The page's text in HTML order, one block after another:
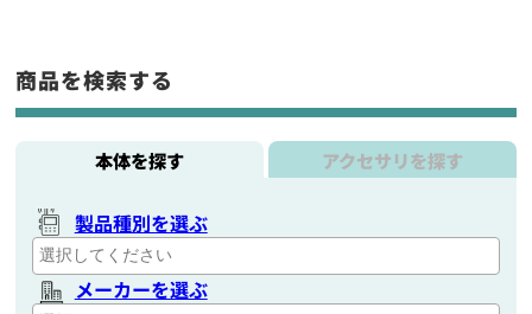
商品を検索する
本体を探す アクセサリを探す
製品種別を選ぶ
メーカーを選ぶ